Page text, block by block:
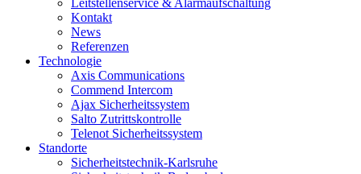
Leitstellenservice & Alarmaufschaltung
Kontakt
News
Referenzen
Technologie
Axis Communications
Commend Intercom
Ajax Sicherheitssystem​
Salto Zutrittskontrolle
Telenot Sicherheitssystem
Standorte
Sicherheitstechnik-Karlsruhe